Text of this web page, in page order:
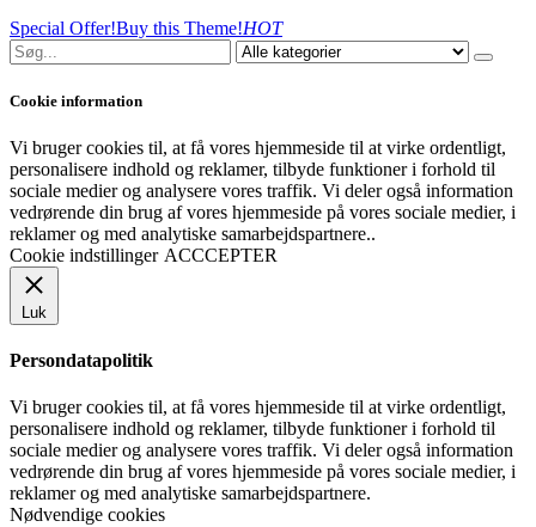
Special Offer!Buy this Theme!HOT
Cookie information
Vi bruger cookies til, at få vores hjemmeside til at virke ordentligt,
personalisere indhold og reklamer, tilbyde funktioner i forhold til
sociale medier og analysere vores traffik. Vi deler også information
vedrørende din brug af vores hjemmeside på vores sociale medier, i
reklamer og med analytiske samarbejdspartnere..
Cookie indstillinger ACCCEPTER
Luk
Persondatapolitik
Vi bruger cookies til, at få vores hjemmeside til at virke ordentligt,
personalisere indhold og reklamer, tilbyde funktioner i forhold til
sociale medier og analysere vores traffik. Vi deler også information
vedrørende din brug af vores hjemmeside på vores sociale medier, i
reklamer og med analytiske samarbejdspartnere.
Nødvendige cookies